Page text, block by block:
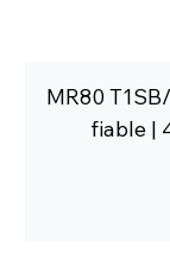
MR80
fiable |